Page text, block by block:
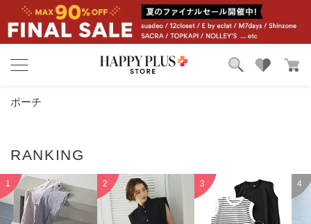
カテゴリ
お気に入り
ポーチ